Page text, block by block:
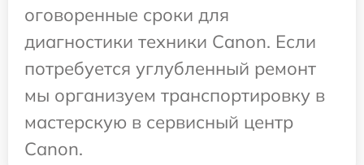
оговоренные сроки для
диагностики техники Canon. Если
потребуется углубленный ремонт
мы организуем транспортировку в
мастерскую в сервисный центр
Canon.